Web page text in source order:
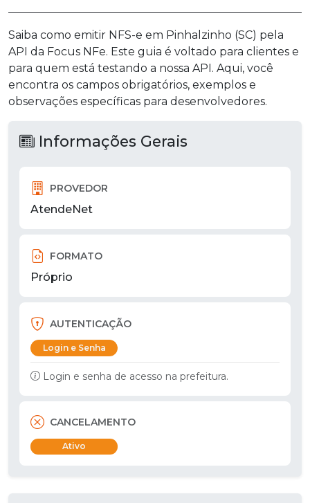
Saiba como emitir NFS-e em Pinhalzinho (SC) pela
API da Focus NFe. Este guia é voltado para clientes e
para quem está testando a nossa API. Aqui, você
encontra os campos obrigatórios, exemplos e
observações específicas para desenvolvedores.
Informações Gerais
PROVEDOR
AtendeNet
FORMATO
Próprio
AUTENTICAÇÃO
Login e Senha
Login e senha de acesso na prefeitura.
CANCELAMENTO
Ativo